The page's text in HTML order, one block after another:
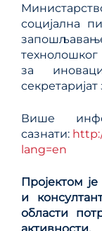
социјална
за
Више
сазнати:
lang=en
Пројектом
и
области